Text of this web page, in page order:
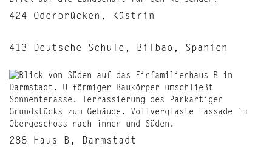
424 Oderbrücken, Küstrin
413 Deutsche Schule, Bilbao, Spanien
288 Haus B, Darmstadt